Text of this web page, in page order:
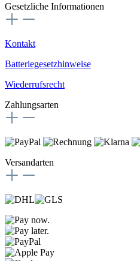
Gesetzliche Informationen
Kontakt
Batteriegesetzhinweise
Wiederrufsrecht
Zahlungsarten
Versandarten